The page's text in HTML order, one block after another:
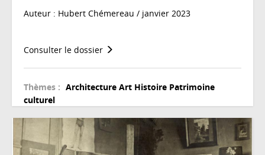
Auteur : Hubert Chémereau / janvier 2023
Consulter le dossier
Thèmes : Architecture Art Histoire Patrimoine
culturel